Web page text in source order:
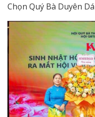
Chọn Quý Bà Duyên